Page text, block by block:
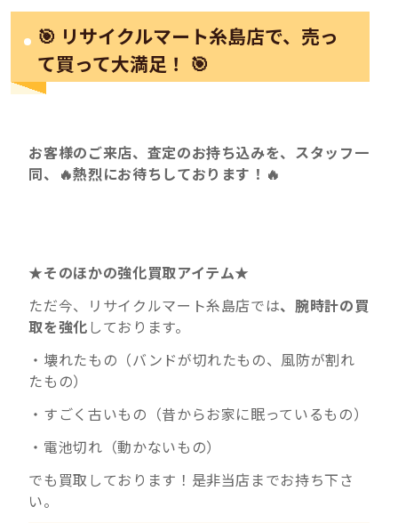
🎯 リサイクルマート糸島店で、売っ
て買って大満足！ 🎯
お客様のご来店、査定のお持ち込みを、スタッフ一
同、🔥熱烈にお待ちしております！🔥
★そのほかの強化買取アイテム★
ただ今、リサイクルマート糸島店では、腕時計の買
取を強化 しております。
・壊れたもの（バンドが切れたもの、風防が割れ
たもの）
・すごく古いもの（昔からお家に眠っているもの）
・電池切れ（動かないもの）
でも買取しております！是非当店までお持ち下さ
い。